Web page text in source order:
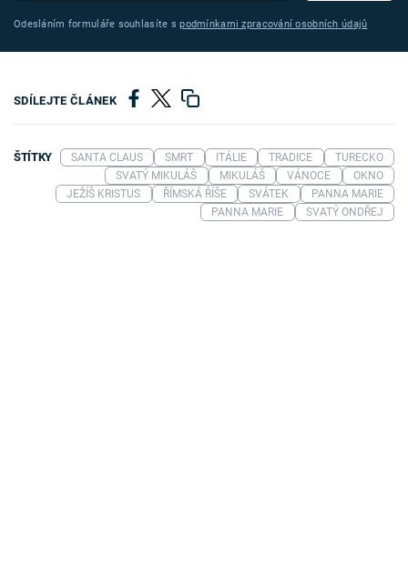
Odesláním formuláře souhlasíte spodmínkami zpracování osobních údajů
SDÍLEJTE ČLÁNEK
ŠTÍTKY SANTA CLAUS SMRT ITÁLIE TRADICE
TURECKO
SVATÝ MIKULÁŠ
MIKULÁŠ VÁNOCE
OKNO
JEŽÍŠ KRISTUS
ŘÍMSKÁ ŘÍŠE SVÁTEK
PANNA MARIE
PANNA MARIE
SVATÝ ONDŘEJ